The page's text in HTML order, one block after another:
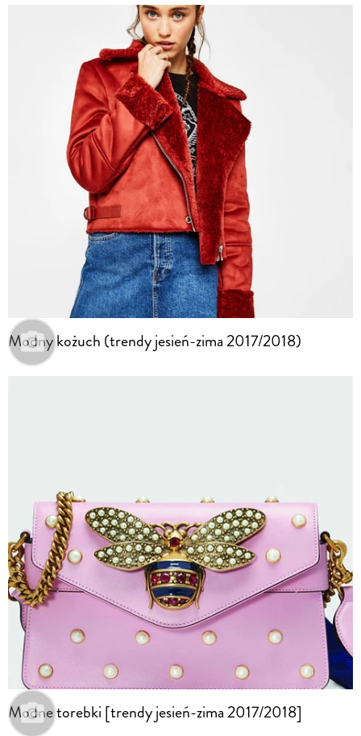
Modny kożuch (trendy jesień-zima 2017/2018)
Modne torebki [trendy jesień-zima 2017/2018]